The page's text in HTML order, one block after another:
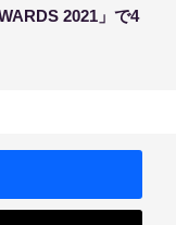
2021」で4